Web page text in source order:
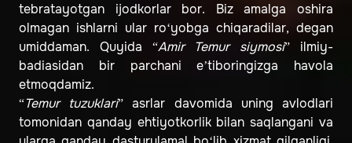
tebratayotgan ijodkorlar bor. Biz amalga oshira
olmagan ishlarni ular ro‘yobga chiqaradilar, degan
umiddaman. Quyida “Amir Temur siymosi” ilmiy-
badiasidan bir parchani e’tiboringizga havola
etmoqdamiz.
“Temur tuzuklari” asrlar davomida uning avlodlari
tomonidan qanday ehtiyotkorlik bilan saqlangani va